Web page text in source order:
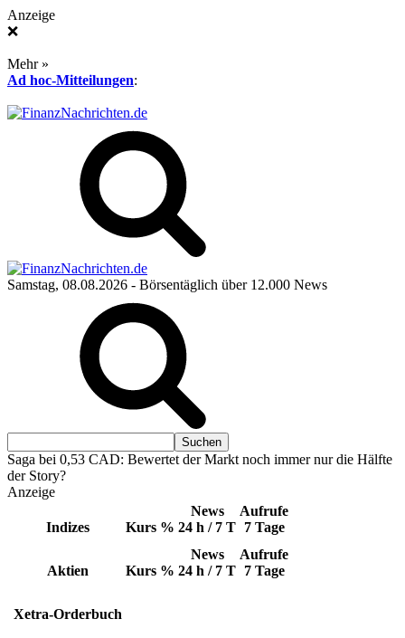
Anzeige
❌
Mehr »
Ad hoc-Mitteilungen:
Samstag, 08.08.2026 - Börsentäglich über 12.000 News
Saga bei 0,53 CAD: Bewertet der Markt noch immer nur die Hälfte
der Story?
Anzeige
Indizes Kurs %
News
24 h / 7 T
Aufrufe
7 Tage
Aktien Kurs %
News
24 h / 7 T
Aufrufe
7 Tage
Xetra-Orderbuch